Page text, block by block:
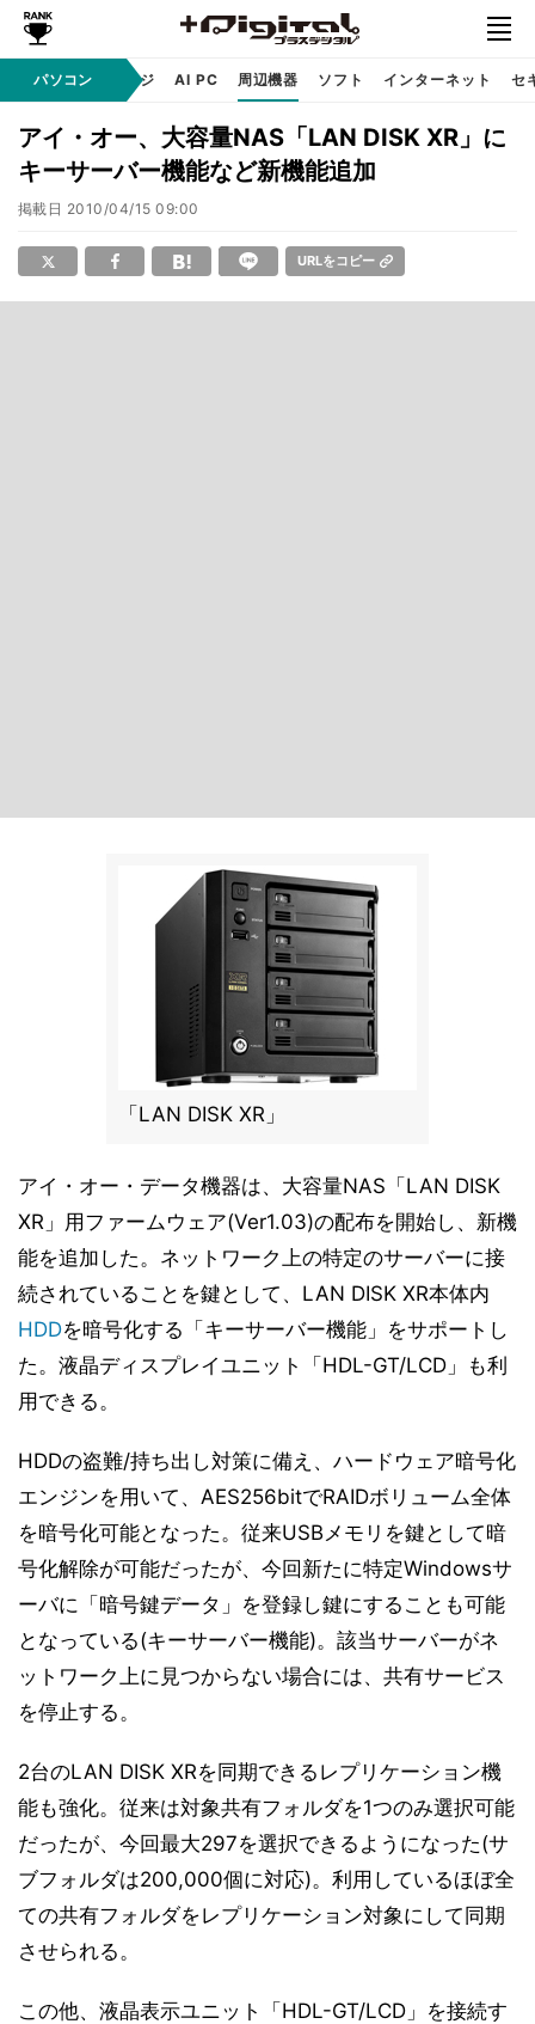
パソコン
自作 / テクノロジ AI PC 周辺機器 ソフト インターネット セ
アイ・オー、大容量NAS「LAN DISK XR」に
キーサーバー機能など新機能追加
掲載日 2010/04/15 09:00
URLをコピー
「LAN DISK XR」
アイ・オー・データ機器は、大容量NAS「LAN DISK
XR」用ファームウェア(Ver1.03)の配布を開始し、新機
能を追加した。ネットワーク上の特定のサーバーに接
続されていることを鍵として、LAN DISK XR本体内
HDDを暗号化する「キーサーバー機能」をサポートし
た。液晶ディスプレイユニット「HDL-GT/LCD」も利
用できる。
HDDの盗難/持ち出し対策に備え、ハードウェア暗号化
エンジンを用いて、AES256bitでRAIDボリューム全体
を暗号化可能となった。従来USBメモリを鍵として暗
号化解除が可能だったが、今回新たに特定Windowsサ
ーバに「暗号鍵データ」を登録し鍵にすることも可能
となっている(キーサーバー機能)。該当サーバーがネ
ットワーク上に見つからない場合には、共有サービス
を停止する。
2台のLAN DISK XRを同期できるレプリケーション機
能も強化。従来は対象共有フォルダを1つのみ選択可能
だったが、今回最大297を選択できるようになった(サ
ブフォルダは200,000個に対応)。利用しているほぼ全
ての共有フォルダをレプリケーション対象にして同期
させられる。
この他、液晶表示ユニット「HDL-GT/LCD」を接続す